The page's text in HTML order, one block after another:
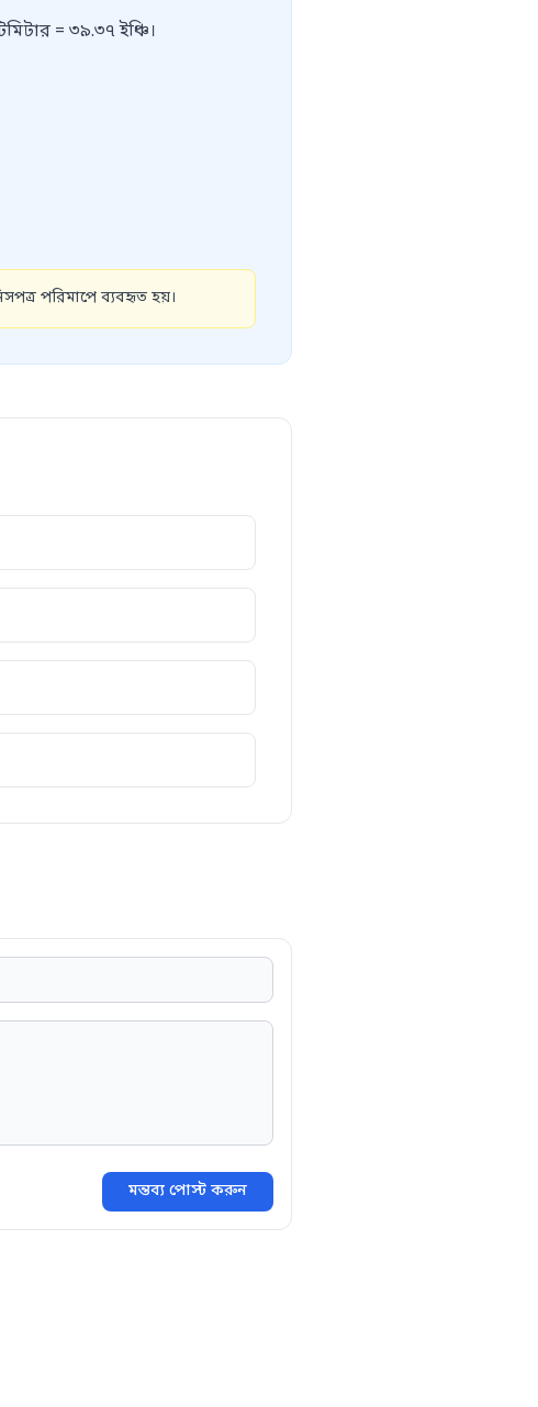
= ৩৯.৩৭ ইঞ্চি।
পরিমাপে ব্যবহৃত হয়।
মন্তব্য পোস্ট করুন